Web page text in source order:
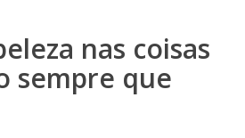
nas coisas
sempre que